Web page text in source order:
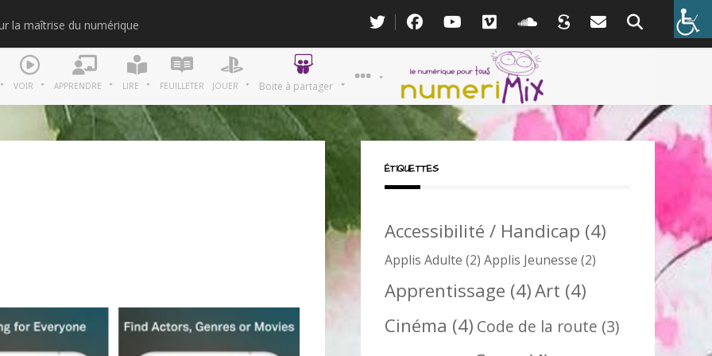
la maîtrise du numérique
VOIR APPRENDRE LIRE FEUILLETER JOUER Boite à partager
ÉTIQUETTES
Accessibilité / Handicap (4)
Applis Adulte (2) Applis Jeunesse (2)
Apprentissage (4)Art (4)
Cinéma (4) Code de la route (3)